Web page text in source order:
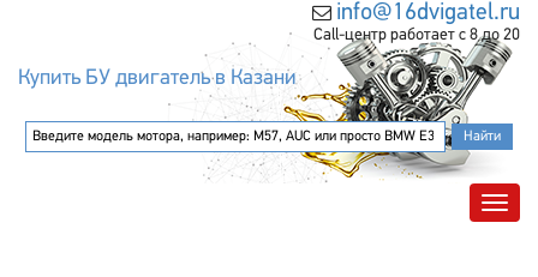
info@16dvigatel.ru
Call-центр работает с 8 до 20
Купить БУ двигатель в Казани